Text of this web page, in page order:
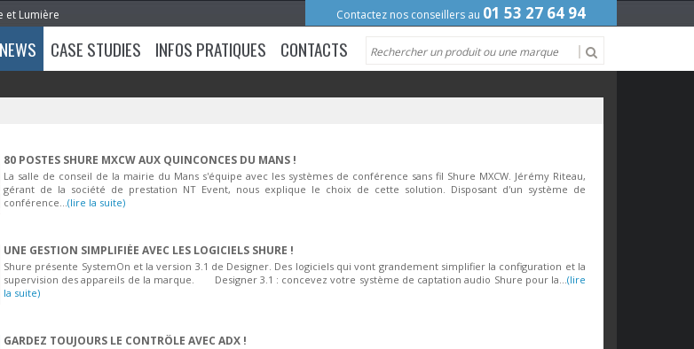
et Lumière Contactez nos conseillers au 01 53 27 64 94
NEWS CASE STUDIES INFOS PRATIQUES CONTACTS
80 POSTES SHURE MXCW AUX QUINCONCES DU MANS !
La salle de conseil de la mairie du Mans s'équipe avec les systèmes de conférence sans fil Shure MXCW. Jérémy Riteau,
gérant de la société de prestation NT Event, nous explique le choix de cette solution. Disposant d'un système de
conférence...(lire la suite)
UNE GESTION SIMPLIFIÉE AVEC LES LOGICIELS SHURE !
Shure présente SystemOn et la version 3.1 de Designer. Des logiciels qui vont grandement simplifier la configuration et la
supervision des appareils de la marque. Designer 3.1 : concevez votre système de captation audio Shure pour la...(lire
la suite)
GARDEZ TOUJOURS LE CONTRÔLE AVEC ADX !